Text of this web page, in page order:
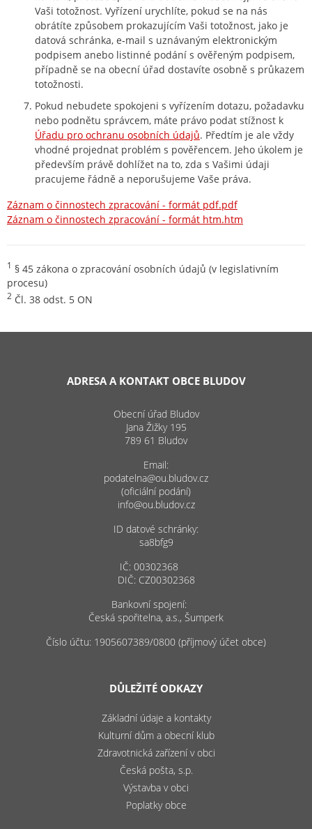
Vaši totožnost. Vyřízení urychlíte, pokud se na nás
obrátíte způsobem prokazujícím Vaši totožnost, jako je
datová schránka, e‑mail s uznávaným elektronickým
podpisem anebo listinné podání s ověřeným podpisem,
případně se na obecní úřad dostavíte osobně s průkazem
totožnosti.
Pokud nebudete spokojeni s vyřízením dotazu, požadavku
nebo podnětu správcem, máte právo podat stížnost k
Úřadu pro ochranu osobních údajů. Předtím je ale vždy
vhodné projednat problém s pověřencem. Jeho úkolem je
především právě dohlížet na to, zda s Vašimi údaji
pracujeme řádně a neporušujeme Vaše práva.
Záznam o činnostech zpracování - formát pdf.pdf
Záznam o činnostech zpracování - formát htm.htm
1 § 45 zákona o zpracování osobních údajů (v legislativním
procesu)
2 Čl. 38 odst. 5 ON
ADRESA A KONTAKT OBCE BLUDOV
Obecní úřad Bludov
Jana Žižky 195
789 61 Bludov
Email:
podatelna@ou.bludov.cz
(oficiální podání)
info@ou.bludov.cz
ID datové schránky:
sa8bfg9
IČ: 00302368
DIČ: CZ00302368
Bankovní spojení:
Česká spořitelna, a.s., Šumperk
Číslo účtu: 1905607389/0800 (příjmový účet obce)
DŮLEŽITÉ ODKAZY
Základní údaje a kontakty
Kulturní dům a obecní klub
Zdravotnická zařízení v obci
Česká pošta, s.p.
Výstavba v obci
Poplatky obce